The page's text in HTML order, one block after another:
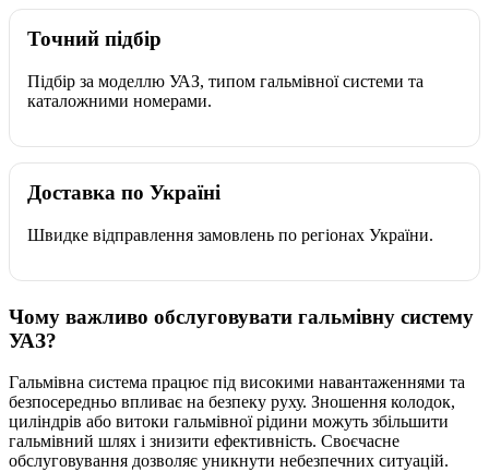
Точний підбір
Підбір за моделлю УАЗ, типом гальмівної системи та
каталожними номерами.
Доставка по Україні
Швидке відправлення замовлень по регіонах України.
Чому важливо обслуговувати гальмівну систему
УАЗ?
Гальмівна система працює під високими навантаженнями та
безпосередньо впливає на безпеку руху. Зношення колодок,
циліндрів або витоки гальмівної рідини можуть збільшити
гальмівний шлях і знизити ефективність. Своєчасне
обслуговування дозволяє уникнути небезпечних ситуацій.